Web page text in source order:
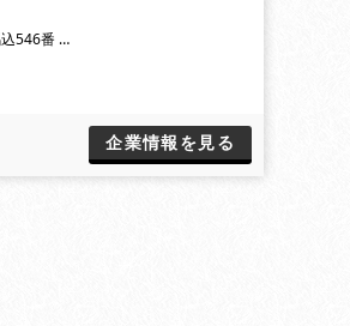
546番 …
企業情報を見る